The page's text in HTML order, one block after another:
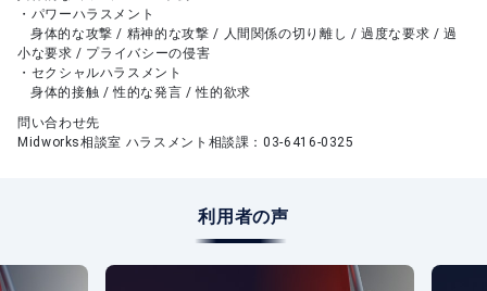
・パワーハラスメント
身体的な攻撃 / 精神的な攻撃 / 人間関係の切り離し / 過度な要求 / 過
小な要求 / プライバシーの侵害
・セクシャルハラスメント
身体的接触 / 性的な発言 / 性的欲求
問い合わせ先
Midworks相談室 ハラスメント相談課：03‐6416‐0325
利用者の声